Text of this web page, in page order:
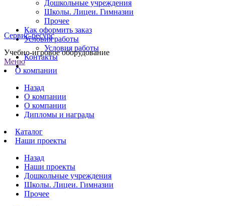
Дошкольные учреждения
Школы. Лицеи. Гимназии
Прочее
Как оформить заказ
Условия работы
Условия работы
Контакты
Сервис-ресурс
Учебно-игровое оборудование
Меню
О компании
Назад
О компании
О компании
Дипломы и награды
Каталог
Наши проекты
Назад
Наши проекты
Дошкольные учреждения
Школы. Лицеи. Гимназии
Прочее